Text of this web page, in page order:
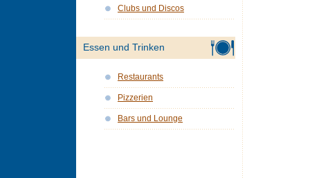
Clubs und Discos
Essen und Trinken
Restaurants
Pizzerien
Bars und Lounge